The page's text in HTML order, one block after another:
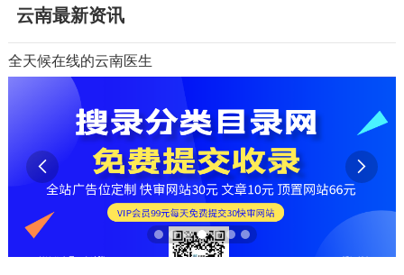
云南最新资讯
全天候在线的云南医生
 